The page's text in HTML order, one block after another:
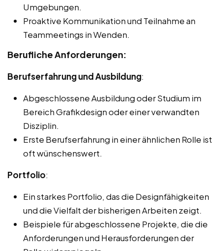
Umgebungen.
Proaktive Kommunikation und Teilnahme an
Teammeetings in Wenden.
Berufliche Anforderungen:
Berufserfahrung und Ausbildung:
Abgeschlossene Ausbildung oder Studium im
Bereich Grafikdesign oder einer verwandten
Disziplin.
Erste Berufserfahrung in einer ähnlichen Rolle ist
oft wünschenswert.
Portfolio:
Ein starkes Portfolio, das die Designfähigkeiten
und die Vielfalt der bisherigen Arbeiten zeigt.
Beispiele für abgeschlossene Projekte, die die
Anforderungen und Herausforderungen der